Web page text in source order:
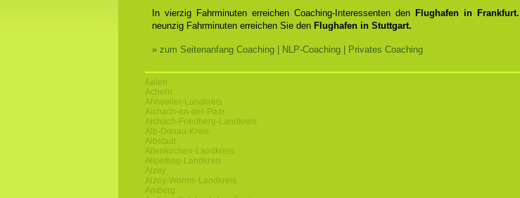
In vierzig Fahrminuten erreichen Coaching-Interessenten den Flughafen in Frankfurt.
neunzig Fahrminuten erreichen Sie den Flughafen in Stuttgart.
» zum Seitenanfang Coaching | NLP-Coaching | Privates Coaching
Aalen
Achern
Ahrweiler-Landkreis
Aichach-an-der-Paar
Aichach-Friedberg-Landkreis
Alb-Donau-Kreis
Albstadt
Altenkirchen-Landkreis
Altoetting-Landkreis
Alzey
Alzey-Worms-Landkreis
Amberg